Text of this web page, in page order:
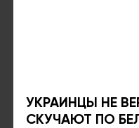
УКРАИНЦЫ НЕ
СКУЧАЮТ ПО